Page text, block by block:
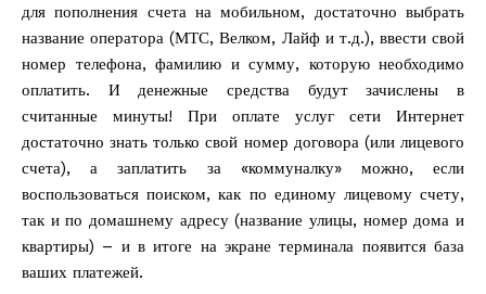
для пополнения счета на мобильном, достаточно выбрать
название оператора (МТС, Велком, Лайф и т.д.), ввести свой
номер телефона, фамилию и сумму, которую необходимо
оплатить. И денежные средства будут зачислены в
считанные минуты! При оплате услуг сети Интернет
достаточно знать только свой номер договора (или лицевого
счета), а заплатить за «коммуналку» можно, если
воспользоваться поиском, как по единому лицевому счету,
так и по домашнему адресу (название улицы, номер дома и
квартиры) – и в итоге на экране терминала появится база
ваших платежей.